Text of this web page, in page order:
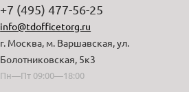
+7 (495) 477-56-25
info@tdofficetorg.ru
г. Москва, м. Варшавская, ул.
Болотниковская, 5к3
Пн—Пт 09:00—18:00